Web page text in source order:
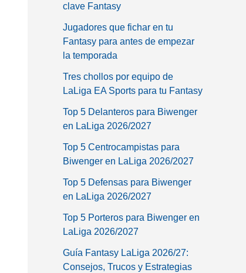
clave Fantasy
Jugadores que fichar en tu
Fantasy para antes de empezar
la temporada
Tres chollos por equipo de
LaLiga EA Sports para tu Fantasy
Top 5 Delanteros para Biwenger
en LaLiga 2026/2027
Top 5 Centrocampistas para
Biwenger en LaLiga 2026/2027
Top 5 Defensas para Biwenger
en LaLiga 2026/2027
Top 5 Porteros para Biwenger en
LaLiga 2026/2027
Guía Fantasy LaLiga 2026/27:
Consejos, Trucos y Estrategias